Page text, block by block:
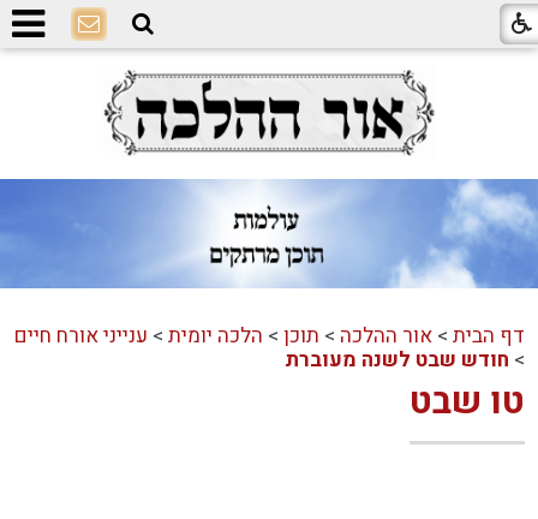
דף הבית >אור ההלכה > תוכן > הלכה יומית > ענייני אורח חיים
> חודש שבט לשנה מעוברת
טו שבט